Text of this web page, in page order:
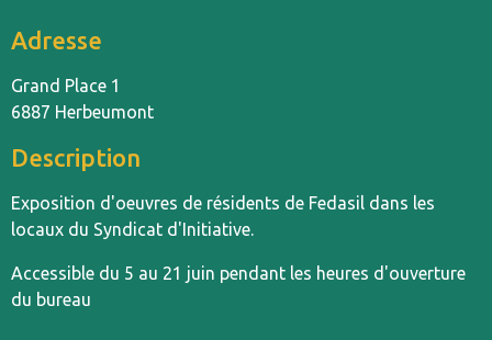
Adresse
Grand Place 1
6887 Herbeumont
Description
Exposition d'oeuvres de résidents de Fedasil dans les
locaux du Syndicat d'Initiative.
Accessible du 5 au 21 juin pendant les heures d'ouverture
du bureau